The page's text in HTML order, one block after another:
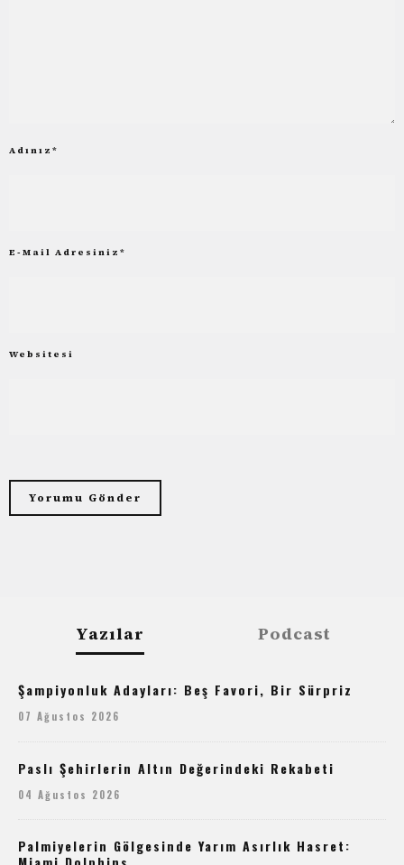
Adınız *
E-Mail Adresiniz *
Websitesi
Yazılar Podcast
Şampiyonluk Adayları: Beş Favori, Bir Sürpriz
07 Ağustos 2026
Paslı Şehirlerin Altın Değerindeki Rekabeti
04 Ağustos 2026
Palmiyelerin Gölgesinde Yarım Asırlık Hasret: